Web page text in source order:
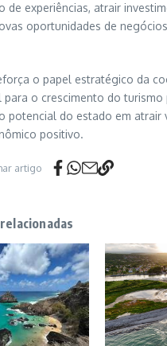
de experiências, atrair
oportunidades de
o papel estratégico da
para o crescimento do turismo
potencial do estado em atrair
positivo.
artigo